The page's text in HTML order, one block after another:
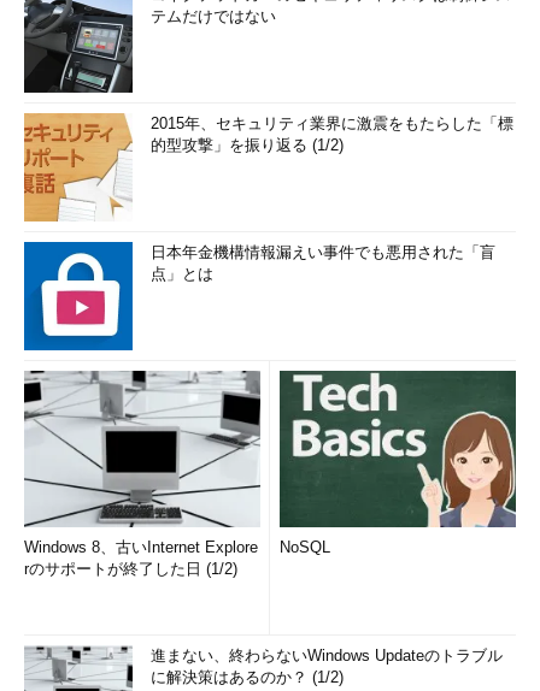
テムだけではない
2015年、セキュリティ業界に激震をもたらした「標
的型攻撃」を振り返る (1/2)
日本年金機構情報漏えい事件でも悪用された「盲
点」とは
Windows 8、古いInternet Explore
rのサポートが終了した日 (1/2)
NoSQL
進まない、終わらないWindows Updateのトラブル
に解決策はあるのか？ (1/2)